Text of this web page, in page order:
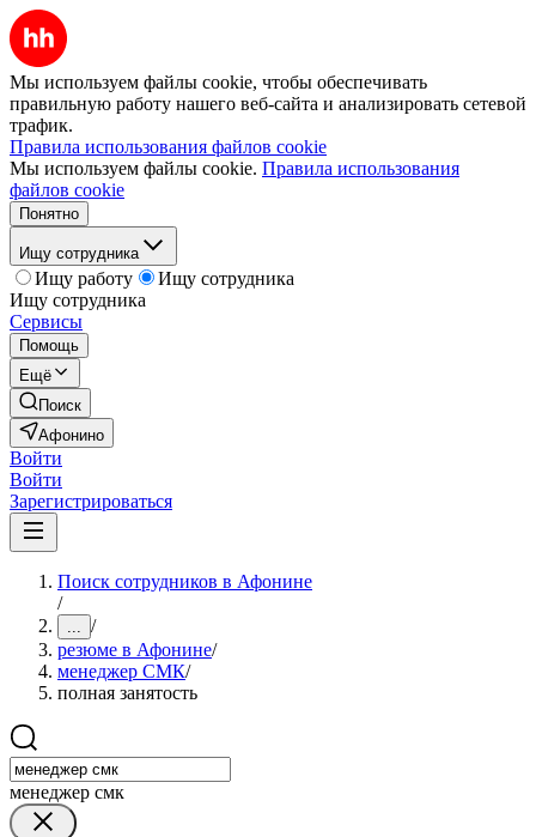
Мы используем файлы cookie, чтобы обеспечивать
правильную работу нашего веб-сайта и анализировать сетевой
трафик.
Правила использования файлов cookie
Мы используем файлы cookie. Правила использования
файлов cookie
Понятно
Ищу сотрудника
Ищу работу
Ищу сотрудника
Ищу сотрудника
Сервисы
Помощь
Ещё
Поиск
Афонино
Войти
Войти
Зарегистрироваться
Поиск сотрудников в Афонине
/
... /
резюме в Афонине/
менеджер СМК/
полная занятость
менеджер смк